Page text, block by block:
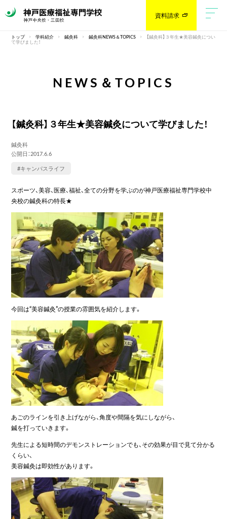
資料請求
トップ 学科紹介 鍼灸科 鍼灸科NEWS＆TOPICS 【鍼灸科】３年生★美容鍼灸につい
て学びました！
NEWS＆TOPICS
【鍼灸科】３年生★美容鍼灸について学びました！
鍼灸科
公開日：2017.6.6
#キャンパスライフ
スポーツ、美容、医療、福祉、全ての分野を学ぶのが神戸医療福祉専門学校中
央校の鍼灸科の特長★
今回は“美容鍼灸”の授業の雰囲気を紹介します。
あごのラインを引き上げながら、角度や間隔を気にしながら、
鍼を打っていきます。
先生による短時間のデモンストレーションでも、その効果が目で見て分かる
くらい、
美容鍼灸は即効性があります。